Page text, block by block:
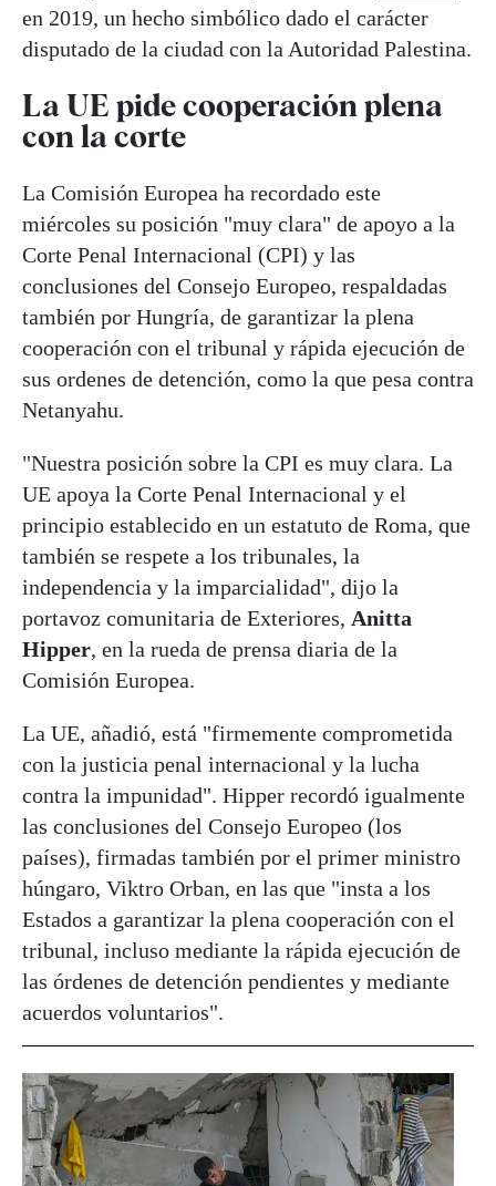
en 2019, un hecho simbólico dado el carácter
disputado de la ciudad con la Autoridad Palestina.
La UE pide cooperación plena
con la corte
La Comisión Europea ha recordado este
miércoles su posición "muy clara" de apoyo a la
Corte Penal Internacional (CPI) y las
conclusiones del Consejo Europeo, respaldadas
también por Hungría, de garantizar la plena
cooperación con el tribunal y rápida ejecución de
sus ordenes de detención, como la que pesa contra
Netanyahu.
"Nuestra posición sobre la CPI es muy clara. La
UE apoya la Corte Penal Internacional y el
principio establecido en un estatuto de Roma, que
también se respete a los tribunales, la
independencia y la imparcialidad", dijo la
portavoz comunitaria de Exteriores, Anitta
Hipper, en la rueda de prensa diaria de la
Comisión Europea.
La UE, añadió, está "firmemente comprometida
con la justicia penal internacional y la lucha
contra la impunidad". Hipper recordó igualmente
las conclusiones del Consejo Europeo (los
países), firmadas también por el primer ministro
húngaro, Viktro Orban, en las que "insta a los
Estados a garantizar la plena cooperación con el
tribunal, incluso mediante la rápida ejecución de
las órdenes de detención pendientes y mediante
acuerdos voluntarios".